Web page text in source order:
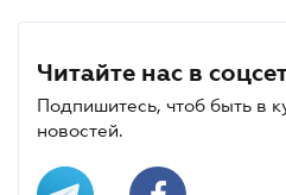
Читайте нас в
Подпишитесь, чтоб быть в
новостей.